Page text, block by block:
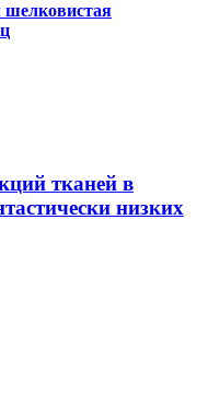
шелковистая
тканей в
низких